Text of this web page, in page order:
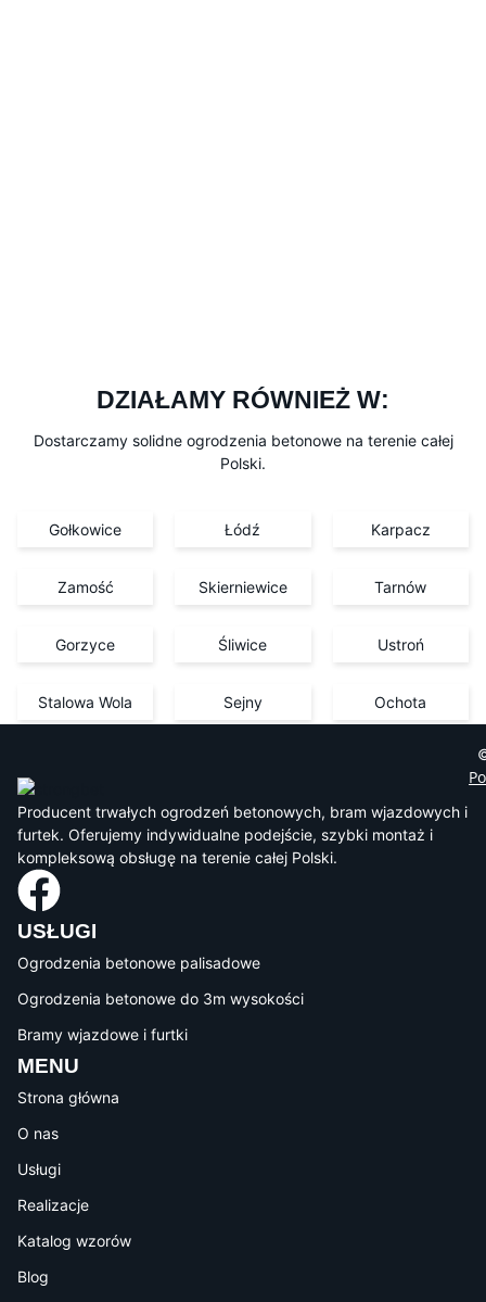
DZIAŁAMY RÓWNIEŻ W:
Dostarczamy solidne ogrodzenia betonowe na terenie całej
Polski.
Gołkowice Łódź Karpacz
Zamość Skierniewice Tarnów
Gorzyce Śliwice Ustroń
Stalowa Wola Sejny Ochota
Producent trwałych ogrodzeń betonowych, bram wjazdowych i
furtek. Oferujemy indywidualne podejście, szybki montaż i
kompleksową obsługę na terenie całej Polski.
USŁUGI
Ogrodzenia betonowe palisadowe
Ogrodzenia betonowe do 3m wysokości
Bramy wjazdowe i furtki
MENU
Strona główna
O nas
Usługi
Realizacje
Katalog wzorów
Blog